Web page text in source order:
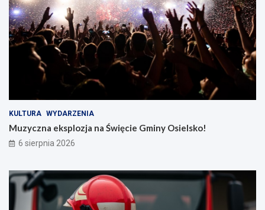
KULTURA WYDARZENIA
Muzyczna eksplozja na Święcie Gminy Osielsko!
6 sierpnia 2026